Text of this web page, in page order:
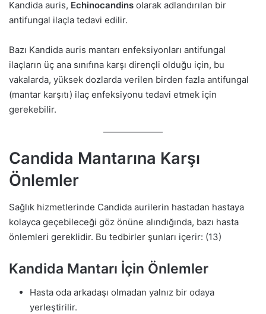
Kandida auris, Echinocandins olarak adlandırılan bir
antifungal ilaçla tedavi edilir.
Bazı Kandida auris mantarı enfeksiyonları antifungal
ilaçların üç ana sınıfına karşı dirençli olduğu için, bu
vakalarda, yüksek dozlarda verilen birden fazla antifungal
(mantar karşıtı) ilaç enfeksiyonu tedavi etmek için
gerekebilir.
Candida Mantarına Karşı
Önlemler
Sağlık hizmetlerinde Candida aurilerin hastadan hastaya
kolayca geçebileceği göz önüne alındığında, bazı hasta
önlemleri gereklidir. Bu tedbirler şunları içerir: (13)
Kandida Mantarı İçin Önlemler
Hasta oda arkadaşı olmadan yalnız bir odaya
yerleştirilir.